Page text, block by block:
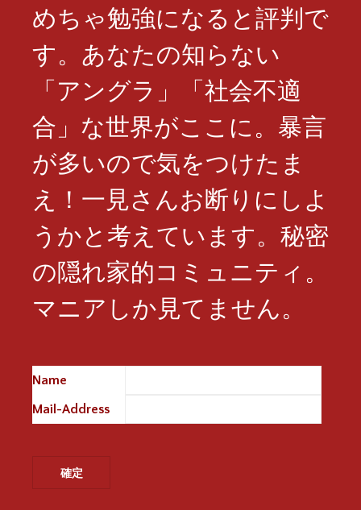
めちゃ勉強になると評判で
す。あなたの知らない
「アングラ」「社会不適
合」な世界がここに。暴言
が多いので気をつけたま
え！一見さんお断りにしよ
うかと考えています。秘密
の隠れ家的コミュニティ。
マニアしか見てません。
Name
Mail-Address